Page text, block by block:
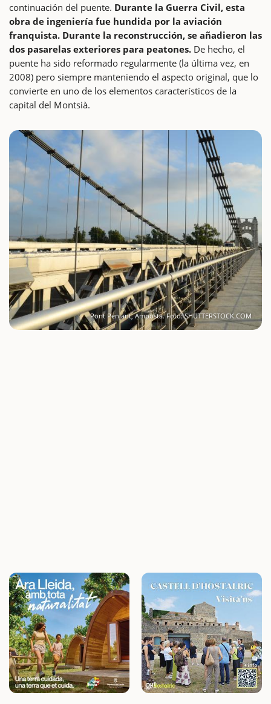
continuación del puente. Durante la Guerra Civil, esta
obra de ingeniería fue hundida por la aviación
franquista. Durante la reconstrucción, se añadieron las
dos pasarelas exteriores para peatones. De hecho, el
puente ha sido reformado regularmente (la última vez, en
2008) pero siempre manteniendo el aspecto original, que lo
convierte en uno de los elementos característicos de la
capital del Montsià.
Pont Penjant, Amposta. Foto: SHUTTERSTOCK.COM